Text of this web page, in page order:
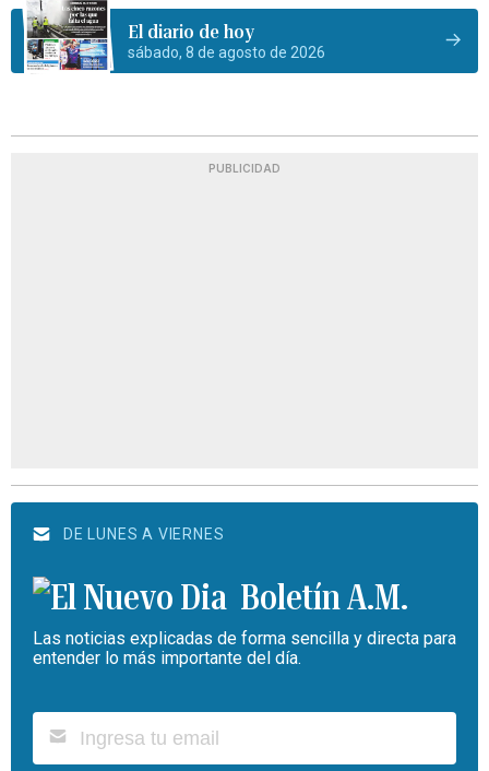
El diario de hoy
sábado, 8 de agosto de 2026
PUBLICIDAD
DE LUNES A VIERNES
Boletín A.M.
Las noticias explicadas de forma sencilla y directa para
entender lo más importante del día.